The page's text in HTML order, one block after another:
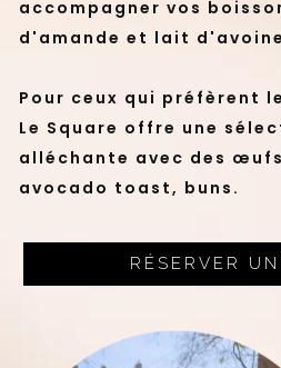
accompagner vos
d'amande et lait
Pour ceux qui préfèrent
Le Square offre une
alléchante avec des
avocado toast, buns.
RÉSERVER